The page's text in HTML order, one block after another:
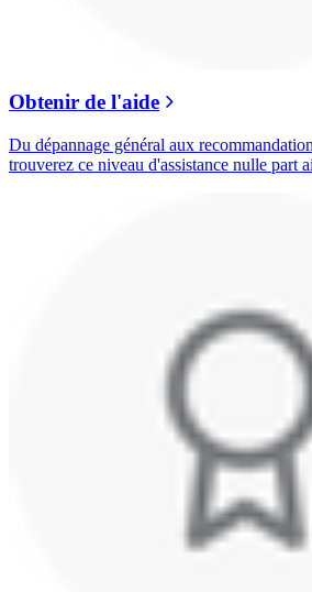
Obtenir de l'aide
Du dépannage général aux
trouverez ce niveau d'assistance nulle part